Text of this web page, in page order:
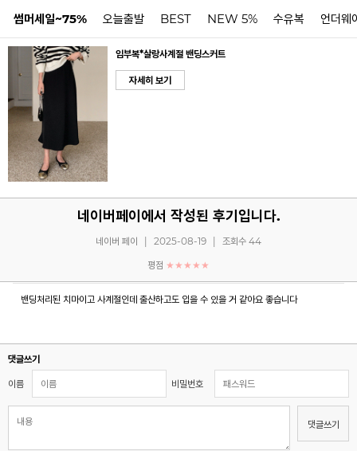
썸머세일~75% 오늘출발 BEST NEW 5% 수유복 언더웨
임부복*살랑사계절 밴딩스커트
자세히 보기
네이버페이에서 작성된 후기입니다.
네이버 페이 2025-08-19
조회수 44
평점 ★★★★★
밴딩처리된 치마이고 사계절인데 출산하고도 입을 수 있을 거 같아요 좋습니다
댓글쓰기
이름 비밀번호
댓글쓰기